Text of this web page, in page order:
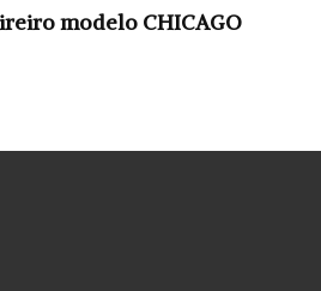
modelo CHICAGO